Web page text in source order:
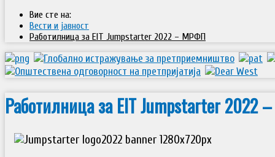
Вие сте на:
Вести и јавност
Работилница за EIT Jumpstarter 2022 – МРФП
Работилница за EIT Jumpstarter 2022